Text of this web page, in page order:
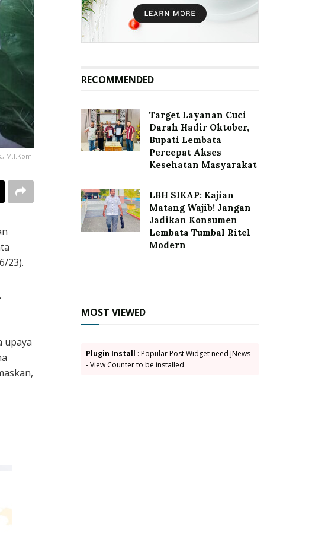
M.I.Kom.
23).
upaya
RECOMMENDED
Target Layanan Cuci
Darah Hadir Oktober,
Bupati Lembata
Percepat Akses
Kesehatan Masyarakat
LBH SIKAP: Kajian
Matang Wajib! Jangan
Jadikan Konsumen
Lembata Tumbal Ritel
Modern
MOST VIEWED
Plugin Install : Popular Post Widget need JNews
- View Counter to be installed